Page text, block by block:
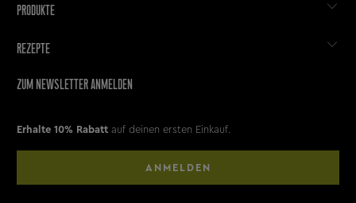
PRODUKTE
REZEPTE
ZUM NEWSLETTER ANMELDEN
Erhalte 10% Rabatt auf deinen ersten Einkauf.
ANMELDEN